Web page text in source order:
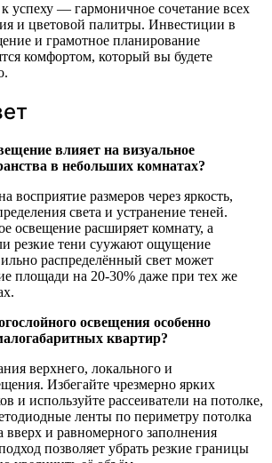
успеху — гармоничное сочетание всех
и цветовой палитры. Инвестиции в
и грамотное планирование
комфортом, который вы будете
влияет на визуальное
в небольших комнатах?
восприятие размеров через яркость,
света и устранение теней.
освещение расширяет комнату, а
резкие тени суужают ощущение
распределённый свет может
площади на 20-30% даже при тех же
освещения особенно
квартир?
верхнего, локального и
Избегайте чрезмерно ярких
и используйте рассеиватели на потолке,
ленты по периметру потолка
вверх и равномерного заполнения
позволяет убрать резкие границы